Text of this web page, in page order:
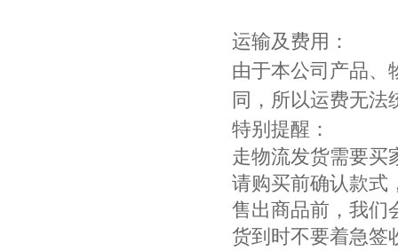
运输及费用：
由于本公司产品、
同，所以运费无法
特别提醒：
走物流发货需要买
请购买前确认款式
售出商品前，我们
货到时不要着急签